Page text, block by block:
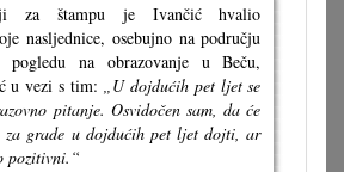
za štampu je Ivančić hvalio
nasljednice, osebujno na području
pogledu na obrazovanje u Beču,
u vezi s tim: „U dojdućih pet ljet se
pitanje. Osvidočen sam, da će
za grade u dojdućih pet ljet dojti, ar
pozitivni.“